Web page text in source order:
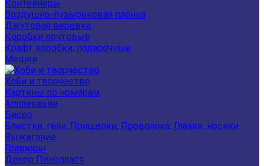
Контейнеры
Воздушно-пузырьковая плёнка
Джутовая веревка
Коробки почтовые
Крафт коробки, подарочные
Мешки
Хоби и творчество
Картины по номерам
Аппликации
Бисер
Блестки, гели, Прищепки, Проволока, Глазки, носики
Выжигание
Гравюры
Декор Пенопласт